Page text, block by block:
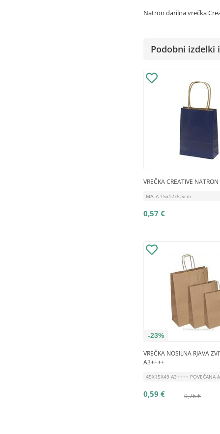
Natron darilna vrečka
Podobni izdelki
VREČKA CREATIVE
MALA 15x12x5,5cm
0,57 €
-23%
VREČKA NOSILNA RJAVA
A3++++
45X15X49 A3++++ POVEČANA
0,76 €
0,59 €